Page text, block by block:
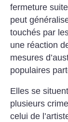
fermeture
peut
touchés par
une réaction
mesures
populaires
Elles se
plusieurs
celui de